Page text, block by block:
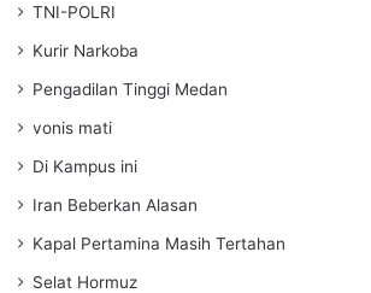
TNI-POLRI
Kurir Narkoba
Pengadilan Tinggi Medan
vonis mati
Di Kampus ini
Iran Beberkan Alasan
Kapal Pertamina Masih Tertahan
Selat Hormuz